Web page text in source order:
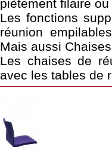
piètement filaire
Les fonctions
réunion
Mais aussi
Les chaises de
avec les tables de